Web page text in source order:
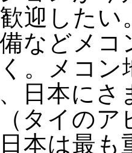
迎したい
などメ
。メコ
日本に
タイのア
本は最